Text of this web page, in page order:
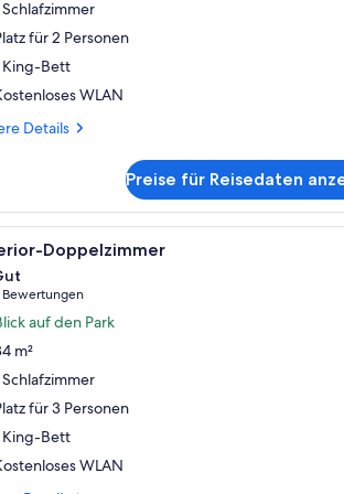
Schlafzimmer
für 2 Personen
King-Bett
WLAN
Details
Preise für Reisedaten
Sofas, einem kleinen Tisch, einerEin Hotelzimmer mit
Doppelzimmer
10
auf den Park
m²
Schlafzimmer
für 3 Personen
King-Bett
WLAN